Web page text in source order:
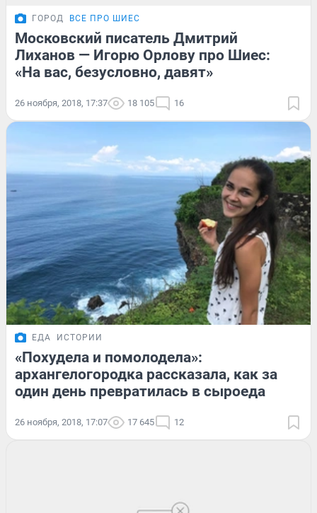
ГОРОД ВСЕ ПРО ШИЕС
Московский писатель Дмитрий
Лиханов — Игорю Орлову про Шиес:
«На вас, безусловно, давят»
26 ноября, 2018, 17:37 18 105 16
ЕДА ИСТОРИИ
«Похудела и помолодела»:
архангелогородка рассказала, как за
один день превратилась в сыроеда
26 ноября, 2018, 17:07 17 645 12